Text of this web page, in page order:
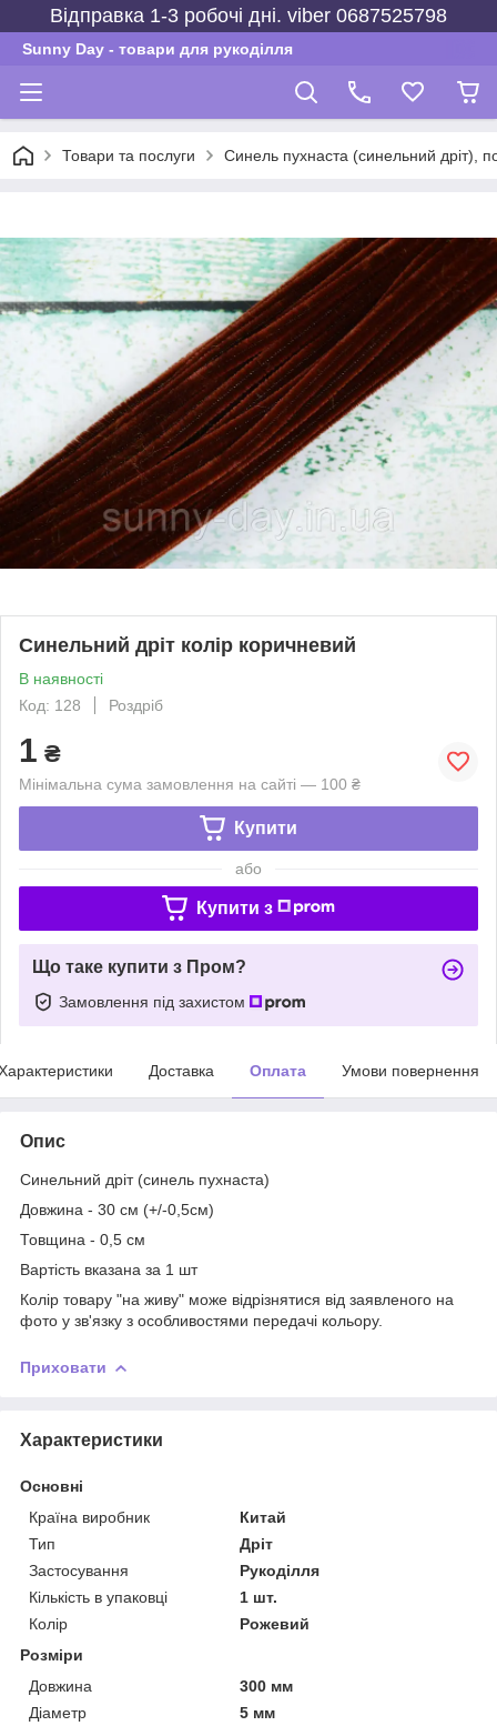
Відправка 1-3 робочі дні. viber 0687525798
Sunny Day - товари для рукоділля
Товари та послуги Синель пухнаста (синельний дріт),
Синельний дріт колір коричневий
В наявності
Код: 128
Роздріб
1 ₴
Мінімальна сума замовлення на сайті — 100 ₴
Купити
або
Купити з
Що таке купити з Пром?
Замовлення під захистом
Доставка Оплата Умови повернення
Опис
Синельний дріт (синель пухнаста)
Довжина - 30 см (+/-0,5см)
Товщина - 0,5 см
Вартість вказана за 1 шт
Колір товару "на живу" може відрізнятися від заявленого на
фото у зв'язку з особливостями передачі кольору.
Приховати
Характеристики
Основні
Країна виробник
Китай
Тип
Дріт
Застосування
Рукоділля
Кількість в упаковці
1 шт.
Колір
Рожевий
Розміри
Довжина
300 мм
Діаметр
5 мм